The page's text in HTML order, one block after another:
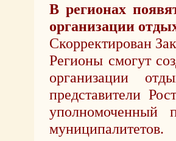
В регионах
организации
Скорректирован
Регионы смогут
организации
представители
уполномоченный
муниципалитетов.